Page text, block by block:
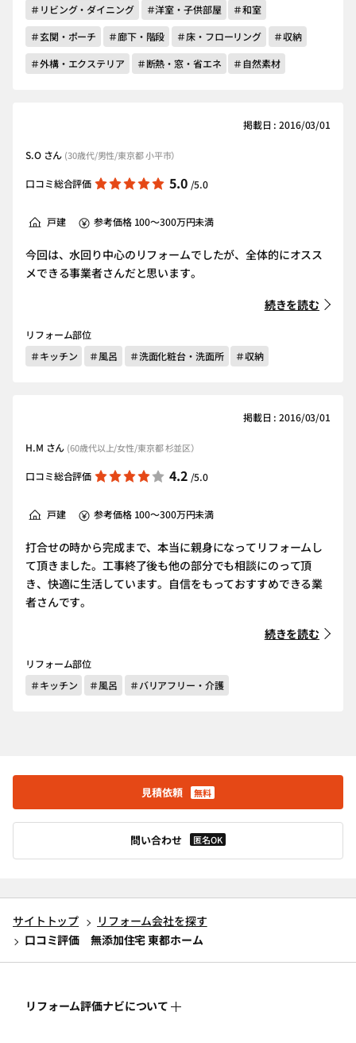
＃リビング・ダイニング
＃洋室・子供部屋
＃和室
＃玄関・ポーチ
＃廊下・階段 ＃床・フローリング
＃収納
＃外構・エクステリア
＃断熱・窓・省エネ ＃自然素材
掲載日 : 2016/03/01
S.O さん (30歳代/男性/東京都 小平市）
口コミ総合評価 5.0 /5.0
戸建 参考価格 100～300万円未満
今回は、水回り中心のリフォームでしたが、全体的にオスス
メできる事業者さんだと思います。
続きを読む
リフォーム部位
＃キッチン
＃風呂 ＃洗面化粧台・洗面所 ＃収納
掲載日 : 2016/03/01
H.M さん (60歳代以上/女性/東京都 杉並区）
口コミ総合評価 4.2 /5.0
戸建 参考価格 100～300万円未満
打合せの時から完成まで、本当に親身になってリフォームし
て頂きました。工事終了後も他の部分でも相談にのって頂
き、快適に生活しています。自信をもっておすすめできる業
者さんです。
続きを読む
リフォーム部位
＃キッチン
＃風呂 ＃バリアフリー・介護
見積依頼 無料
問い合わせ 匿名OK
サイトトップ
リフォーム会社を探す
口コミ評価 無添加住宅 東都ホーム
リフォーム評価ナビについて